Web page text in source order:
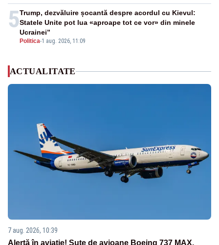
5
Politica-1 aug. 2026, 11:09
Trump, dezvăluire șocantă despre acordul cu Kievul:
Statele Unite pot lua «aproape tot ce vor» din minele
Ucrainei”
ACTUALITATE
7 aug. 2026, 10:39
Alertă în aviație! Sute de avioane Boeing 737 MAX,